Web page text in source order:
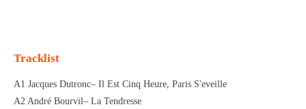
Tracklist
A1 Jacques Dutronc– Il Est Cinq Heure, Paris S'eveille
A2 André Bourvil– La Tendresse